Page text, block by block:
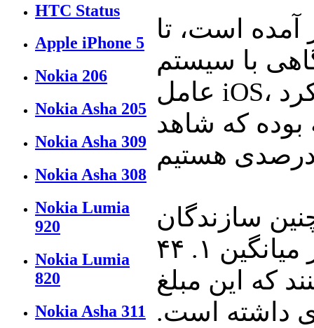
HTC Status
Apple iPhone 5
Nokia 206
Nokia Asha 205
Nokia Asha 309
Nokia Asha 308
Nokia Lumia
920
Nokia Lumia
820
Nokia Asha 311
است، تا
با سیستم
عامل iOS، نزدیک به تعداد ۸۳ برنامه دانلود خواهد کرد
پیش ۵۱ برنامه بوده که شاهد
سازندگان
برنامه‌ها این است که مشتریان به طور میانگین ۱. ۴۴
که این مبلغ
افزایش ۱۴ درصدی داشته است.